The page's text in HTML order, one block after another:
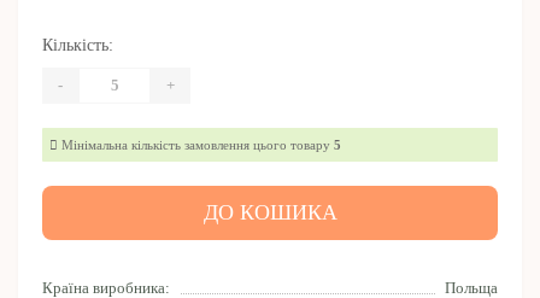
Країна виробника:
Польща
Кількість:
- +
Мінімальна кількість замовлення цього товару 5
ДО КОШИКА